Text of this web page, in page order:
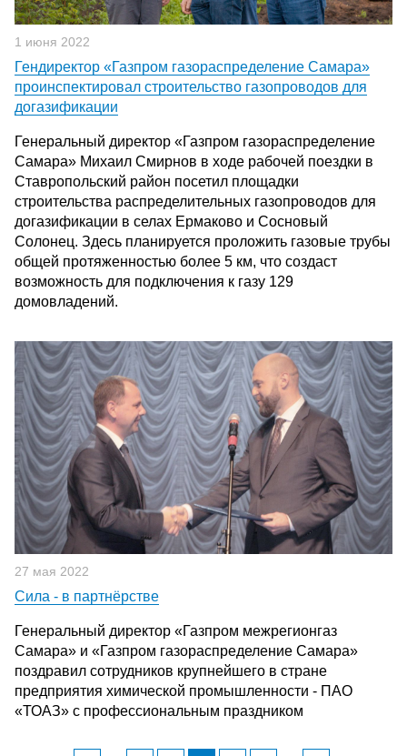
1 июня 2022
Гендиректор «Газпром газораспределение Самара»
проинспектировал строительство газопроводов для
догазификации
Генеральный директор «Газпром газораспределение
Самара» Михаил Смирнов в ходе рабочей поездки в
Ставропольский район посетил площадки
строительства распределительных газопроводов для
догазификации в селах Ермаково и Сосновый
Солонец. Здесь планируется проложить газовые трубы
общей протяженностью более 5 км, что создаст
возможность для подключения к газу 129
домовладений.
27 мая 2022
Сила - в партнёрстве
Генеральный директор «Газпром межрегионгаз
Самара» и «Газпром газораспределение Самара»
поздравил сотрудников крупнейшего в стране
предприятия химической промышленности - ПАО
«ТОАЗ» с профессиональным праздником